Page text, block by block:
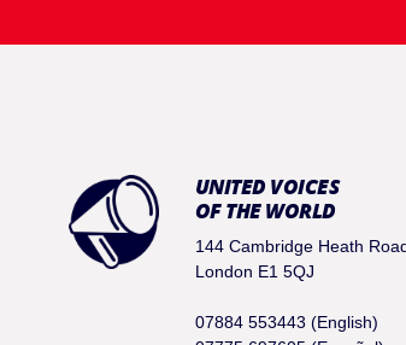
UNITED VOICES
OF THE WORLD
144 Cambridge Heath
London E1 5QJ
07884 553443 (English)